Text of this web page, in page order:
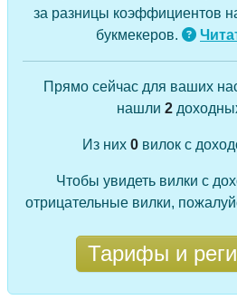
за разницы коэффициентов
букмекеров.
Прямо сейчас для ваших
нашли 2
Из них 0вилок с
Чтобы увидеть вилки с
отрицательные вилки,
Тарифы и